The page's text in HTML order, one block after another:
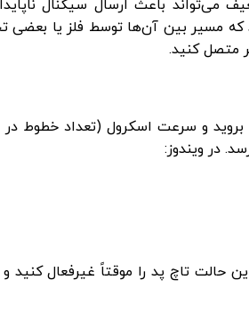
باعث ارسال سیگنال
مسیر بین آن‌ها توسط فلز یا بعضی
و سرعت اسکرول (تعداد خطوط
در ویندوز:
تاچ‌ پد را موقتاً غیرفعال کنید و